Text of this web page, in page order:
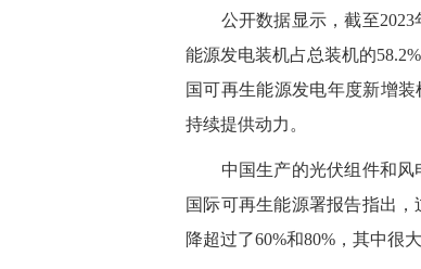
公开数据显示，截至2023
能源发电装机占总装机的
国可再生能源发电年度新增
持续提供动力。
中国生产的光伏组件和风电
国际可再生能源署报告指出
降超过了60%和80%，其中很